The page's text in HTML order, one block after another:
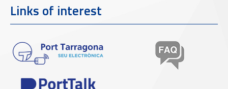
Links of interest